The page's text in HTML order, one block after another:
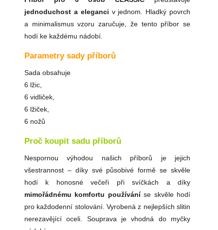
jednoduchost a eleganci v jednom. Hladký povrch
a minimalismus vzoru zaručuje, že tento příbor se
hodí ke každému nádobí.
Parametry sady příborů
Sada obsahuje
6 lžic,
6 vidliček,
6 lžiček,
6 nožů
Proč koupit sadu příborů
Nespornou výhodou našich příborů je jejich
všestrannost – díky své působivé formě se skvěle
hodí k honosné večeři při svíčkách a díky
mimořádnému komfortu používáníse skvěle hodí
pro každodenní stolování. Vyrobená z nejlepších slitin
nerezavějící oceli. Souprava je vhodná do myčky